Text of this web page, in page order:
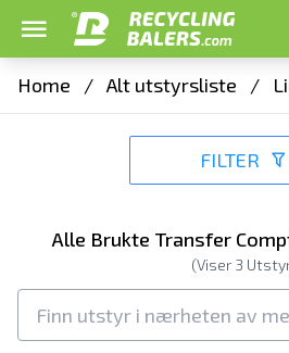
Home / Alt utstyrsliste /
FILTER
Alle Brukte Transfer
(Viser 3